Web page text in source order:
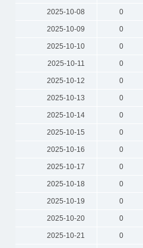
2025-10-08 0
2025-10-09 0
2025-10-10 0
2025-10-11 0
2025-10-12 0
2025-10-13 0
2025-10-14 0
2025-10-15 0
2025-10-16 0
2025-10-17 0
2025-10-18 0
2025-10-19 0
2025-10-20 0
2025-10-21 0